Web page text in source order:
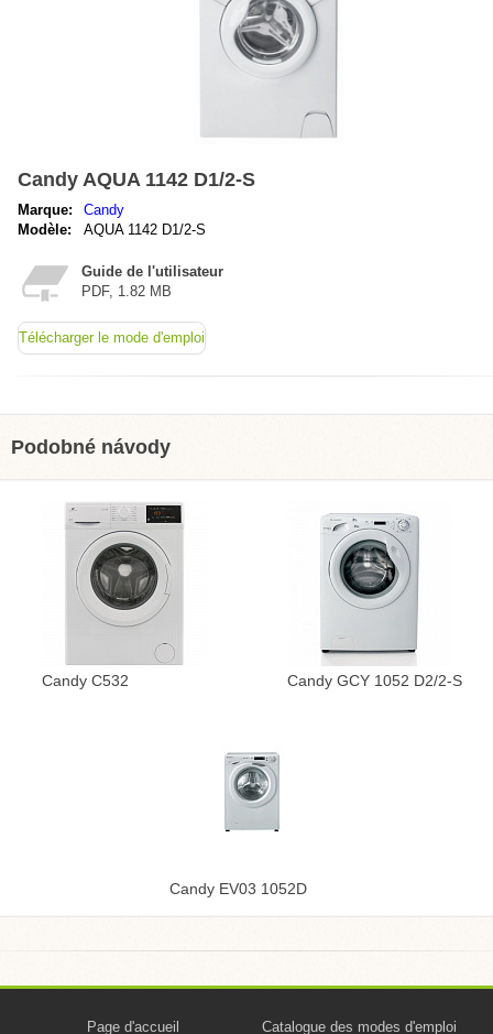
Candy AQUA 1142 D1/2-S
Marque:
Candy
Modèle:
AQUA 1142 D1/2-S
Guide de l'utilisateur
PDF, 1.82 MB
Télécharger le mode d'emploi
Podobné návody
Candy C532 Candy GCY 1052 D2/2-S
Candy EV03 1052D
Page d'accueil Catalogue des modes d'emploi